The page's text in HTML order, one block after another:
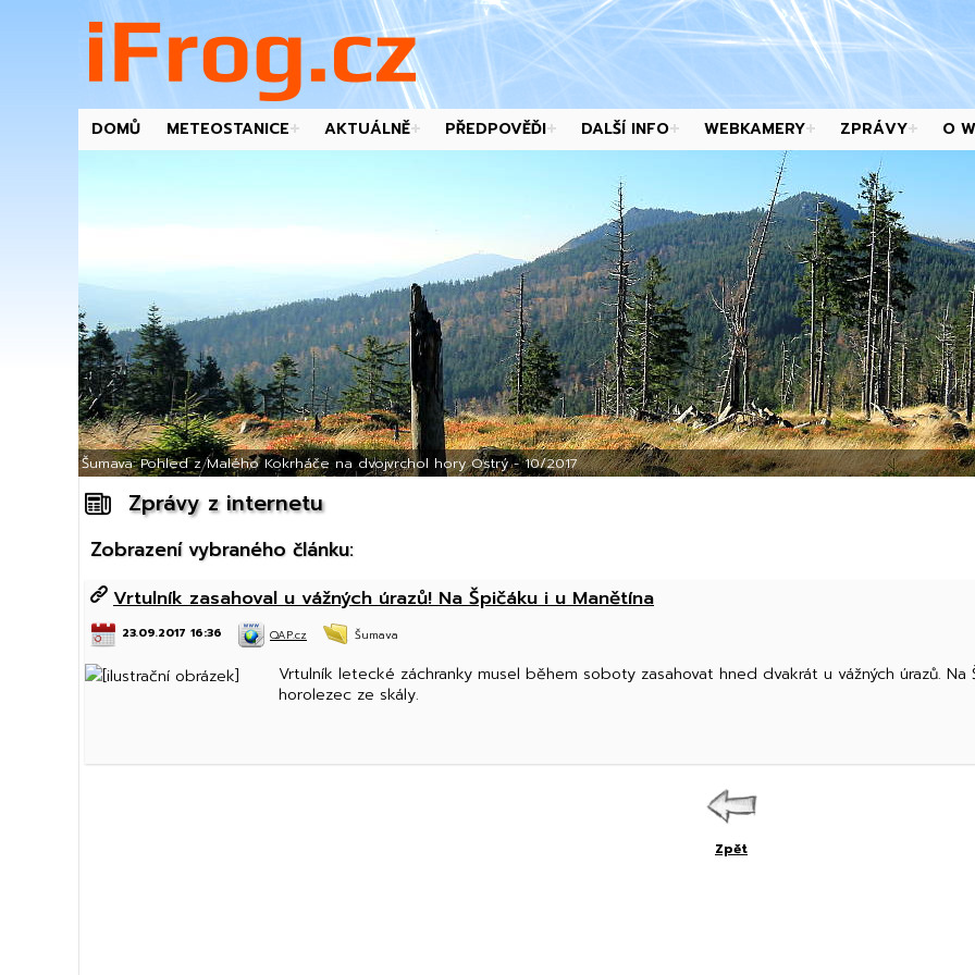
DOMŮ METEOSTANICE AKTUÁLNĚ PŘEDPOVĚĎI DALŠÍ INFO WEBKAMERY ZPRÁVY O
Šumava: Pohled z Malého Kokrháče na dvojvrchol hory Ostrý - 10/2017
Zprávy z internetu
Zobrazení vybraného článku:
Vrtulník zasahoval u vážných úrazů! Na Špičáku i u Manětína
23.09.2017 16:36 QAP.cz Šumava
Vrtulník letecké záchranky musel během soboty zasahovat hned dvakrát u vážných úrazů.
horolezec ze skály.
Zpět